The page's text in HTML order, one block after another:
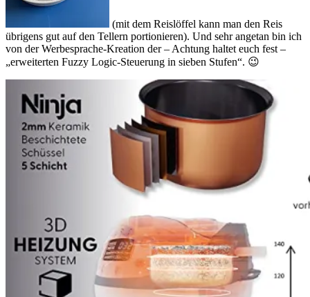
(mit dem Reislöffel kann man den Reis
übrigens gut auf den Tellern portionieren). Und sehr angetan bin ich
von der Werbesprache-Kreation der – Achtung haltet euch fest –
„erweiterten Fuzzy Logic-Steuerung in sieben Stufen“. 😉